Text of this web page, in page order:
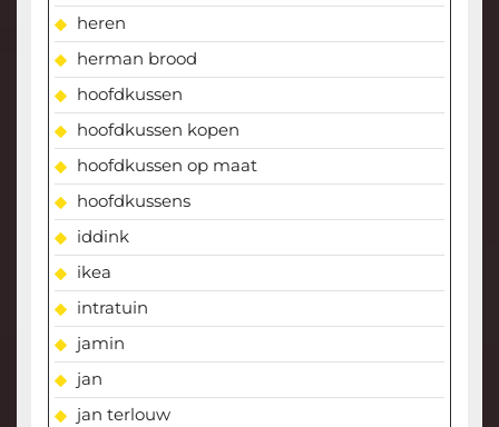
heren
herman brood
hoofdkussen
hoofdkussen kopen
hoofdkussen op maat
hoofdkussens
iddink
ikea
intratuin
jamin
jan
jan terlouw